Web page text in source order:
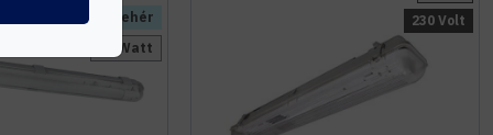
Természetes fehér
18 Watt
230 Volt